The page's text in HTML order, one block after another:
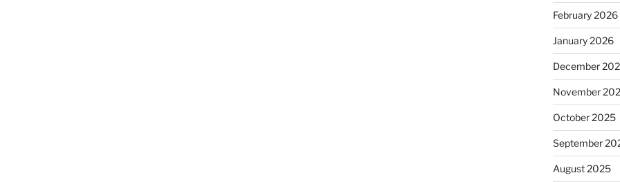
February 2026
January 2026
December
November
October 2025
September
August 2025